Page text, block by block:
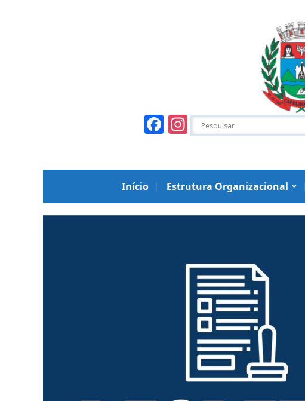
Facebook
Instagram
Início Estrutura Organizacional